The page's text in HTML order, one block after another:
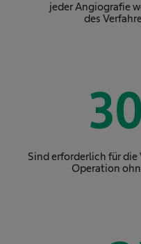
jeder Angiografie
des
30
Sind erforderlich für die
Operation